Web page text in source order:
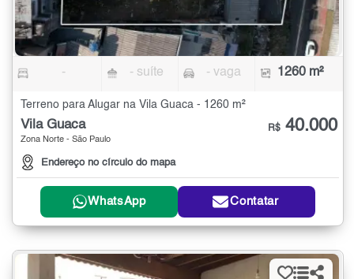
- - suíte - vaga 1260 m²
Terreno para Alugar na Vila Guaca - 1260 m²
Vila Guaca
Zona Norte - São Paulo
Endereço no círculo do mapa
R$ 40.000
WhatsApp Contatar